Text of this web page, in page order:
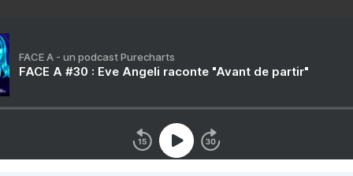
FACE A - un podcast Purecharts
FACE A #30 : Eve Angeli raconte "Avant de partir"